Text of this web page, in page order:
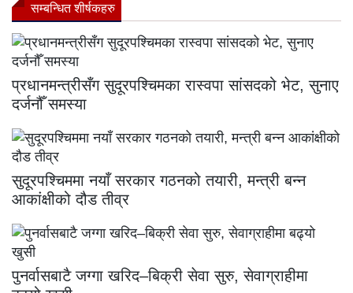
सम्बन्धित शीर्षकहरु
प्रधानमन्त्रीसँग सुदूरपश्चिमका रास्वपा सांसदको भेट, सुनाए
दर्जनौँ समस्या
सुदूरपश्चिममा नयाँ सरकार गठनको तयारी, मन्त्री बन्न
आकांक्षीको दौड तीव्र
पुनर्वासबाटै जग्गा खरिद–बिक्री सेवा सुरु, सेवाग्राहीमा